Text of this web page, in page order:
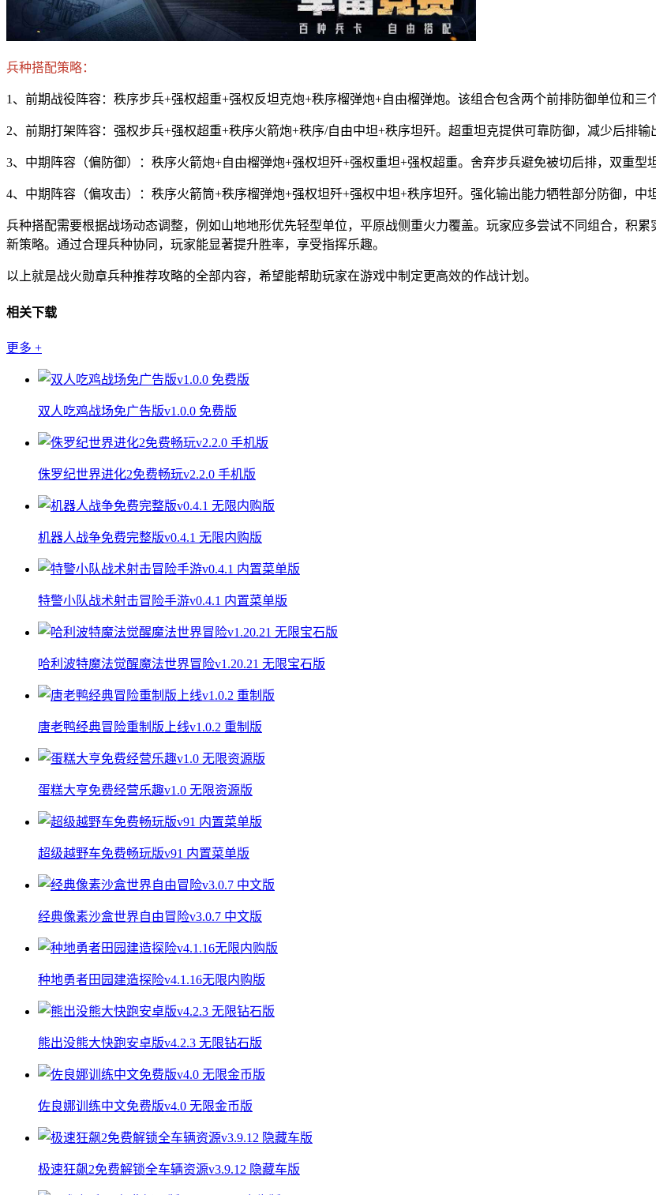
兵种搭配策略：
1、前期战役阵容：秩序步兵+强权超重+强权反坦克炮+秩序榴弹炮+自由榴弹炮。该组合包含两个前排防御单位和三
2、前期打架阵容：强权步兵+强权超重+秩序火箭炮+秩序/自由中坦+秩序坦歼。超重坦克提供可靠防御，减少后排
3、中期阵容（偏防御）：秩序火箭炮+自由榴弹炮+强权坦歼+强权重坦+强权超重。舍弃步兵避免被切后排，双重型
4、中期阵容（偏攻击）：秩序火箭筒+秩序榴弹炮+强权坦歼+强权中坦+秩序坦歼。强化输出能力牺牲部分防御，中
兵种搭配需要根据战场动态调整，例如山地地形优先轻型单位，平原战侧重火力覆盖。玩家应多尝试不同组合，积
新策略。通过合理兵种协同，玩家能显著提升胜率，享受指挥乐趣。
以上就是战火勋章兵种推荐攻略的全部内容，希望能帮助玩家在游戏中制定更高效的作战计划。
相关下载
更多 +
双人吃鸡战场免广告版v1.0.0 免费版
侏罗纪世界进化2免费畅玩v2.2.0 手机版
机器人战争免费完整版v0.4.1 无限内购版
特警小队战术射击冒险手游v0.4.1 内置菜单版
哈利波特魔法觉醒魔法世界冒险v1.20.21 无限宝石版
唐老鸭经典冒险重制版上线v1.0.2 重制版
蛋糕大亨免费经营乐趣v1.0 无限资源版
超级越野车免费畅玩版v91 内置菜单版
经典像素沙盒世界自由冒险v3.0.7 中文版
种地勇者田园建造探险v4.1.16无限内购版
熊出没熊大快跑安卓版v4.2.3 无限钻石版
佐良娜训练中文免费版v4.0 无限金币版
极速狂飙2免费解锁全车辆资源v3.9.12 隐藏车版